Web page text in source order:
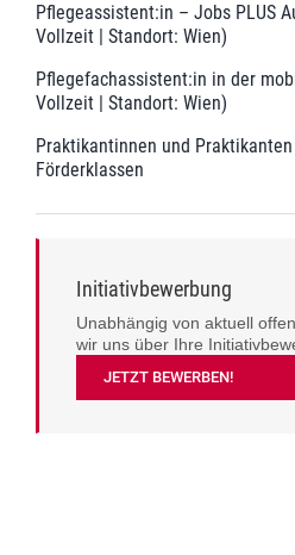
Pflegeassistent:in – Jobs PLUS
Vollzeit | Standort: Wien)
Pflegefachassistent:in in der
Vollzeit | Standort: Wien)
Praktikantinnen und
Förderklassen
Initiativbewerbung
Unabhängig von aktuell
wir uns über Ihre
JETZT BEWERBEN!